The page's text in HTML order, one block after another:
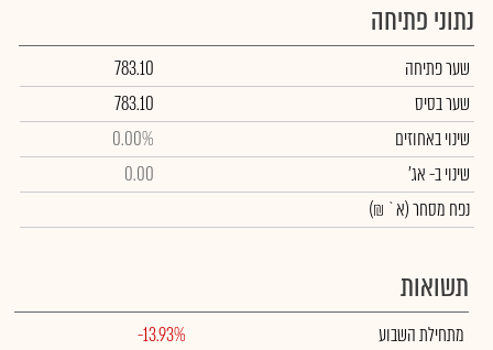
נתוני פתיחה
שער פתיחה
783.10
שער בסיס
783.10
שינוי באחוזים
0.00%
שינויב- אג'
0.00
נפח מסחר(א` ₪)
תשואות
מתחילת השבוע
-13.93%